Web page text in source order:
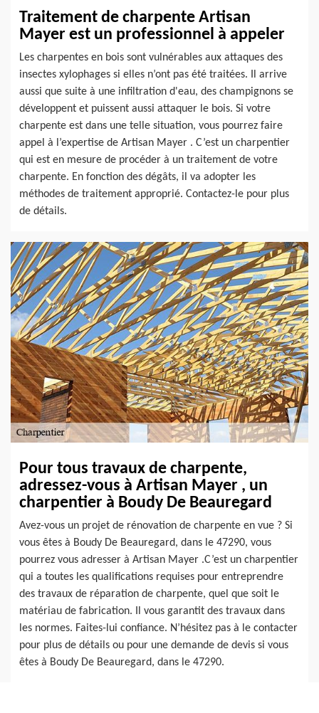
Traitement de charpente Artisan
Mayer est un professionnel à appeler
Les charpentes en bois sont vulnérables aux attaques des
insectes xylophages si elles n’ont pas été traitées. Il arrive
aussi que suite à une infiltration d'eau, des champignons se
développent et puissent aussi attaquer le bois. Si votre
charpente est dans une telle situation, vous pourrez faire
appel à l’expertise de Artisan Mayer . C’est un charpentier
qui est en mesure de procéder à un traitement de votre
charpente. En fonction des dégâts, il va adopter les
méthodes de traitement approprié. Contactez-le pour plus
de détails.
Pour tous travaux de charpente,
adressez-vous à Artisan Mayer , un
charpentier à Boudy De Beauregard
Avez-vous un projet de rénovation de charpente en vue ? Si
vous êtes à Boudy De Beauregard, dans le 47290, vous
pourrez vous adresser à Artisan Mayer .C’est un charpentier
qui a toutes les qualifications requises pour entreprendre
des travaux de réparation de charpente, quel que soit le
matériau de fabrication. Il vous garantit des travaux dans
les normes. Faites-lui confiance. N’hésitez pas à le contacter
pour plus de détails ou pour une demande de devis si vous
êtes à Boudy De Beauregard, dans le 47290.